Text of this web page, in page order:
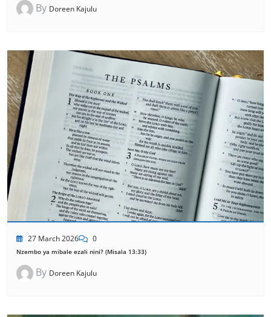
By Doreen Kajulu
27 March 2026 0
Nzembo ya mibale ezali nini? (Misala 13:33)
By Doreen Kajulu